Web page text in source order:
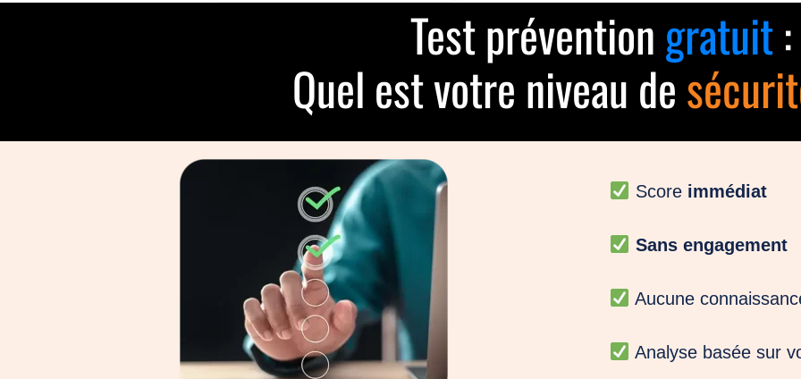
Test prévention gratuit:
Quel est votre niveau de
Score immédiat
Sans engagement
Aucune
Analyse basée sur